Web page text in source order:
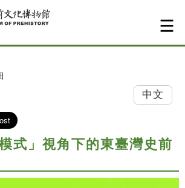
中文
式」視角下的東臺灣史前